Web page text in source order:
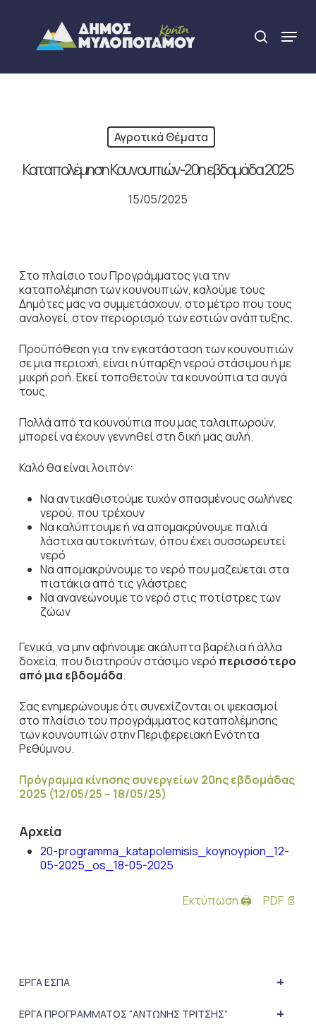
content
search
Menu
Αγροτικά Θέματα
Καταπολέμηση Κουνουπιών-20η εβδομάδα 2025
15/05/2025
Στο πλαίσιο του Προγράμματος για την
καταπολέμηση των κουνουπιών, καλούμε τους
Δημότες μας να συμμετάσχουν, στο μέτρο που τους
αναλογεί, στον περιορισμό των εστιών ανάπτυξης.
Προϋπόθεση για την εγκατάσταση των κουνουπιών
σε μια περιοχή, είναι η ύπαρξη νερού στάσιμου ή με
μικρή ροή. Εκεί τοποθετούν τα κουνούπια τα αυγά
τους.
Πολλά από τα κουνούπια που μας ταλαιπωρούν,
μπορεί να έχουν γεννηθεί στη δική μας αυλή.
Καλό θα είναι λοιπόν:
Να αντικαθιστούμε τυχόν σπασμένους σωλήνες
νερού, που τρέχουν
Να καλύπτουμε ή να απομακρύνουμε παλιά
λάστιχα αυτοκινήτων, όπου έχει συσσωρευτεί
νερό
Να απομακρύνουμε το νερό που μαζεύεται στα
πιατάκια από τις γλάστρες
Να ανανεώνουμε το νερό στις ποτίστρες των
ζώων
Γενικά, να μην αφήνουμε ακάλυπτα βαρέλια ή άλλα
δοχεία, που διατηρούν στάσιμο νερό περισσότερο
από μια εβδομάδα.
Σας ενημερώνουμε ότι συνεχίζονται οι ψεκασμοί
στο πλαίσιο του προγράμματος καταπολέμησης
των κουνουπιών στην Περιφερειακή Ενότητα
Ρεθύμνου.
Πρόγραμμα κίνησης συνεργείων 20ης εβδομάδας
2025 (12/05/25 – 18/05/25)
Αρχεία
20-programma_katapolemisis_koynoypion_12-
05-2025_os_18-05-2025
Εκτύπωση 🖨 PDF 📄
+
ΕΡΓΑ ΕΣΠΑ
+
ΕΡΓΑ ΠΡΟΓΡΑΜΜΑΤΟΣ “ΑΝΤΩΝΗΣ ΤΡΙΤΣΗΣ”
Close